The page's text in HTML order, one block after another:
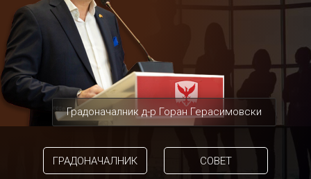
Градоначалник д-р Горан Герасимовски
ГРАДОНАЧАЛНИК СОВЕТ